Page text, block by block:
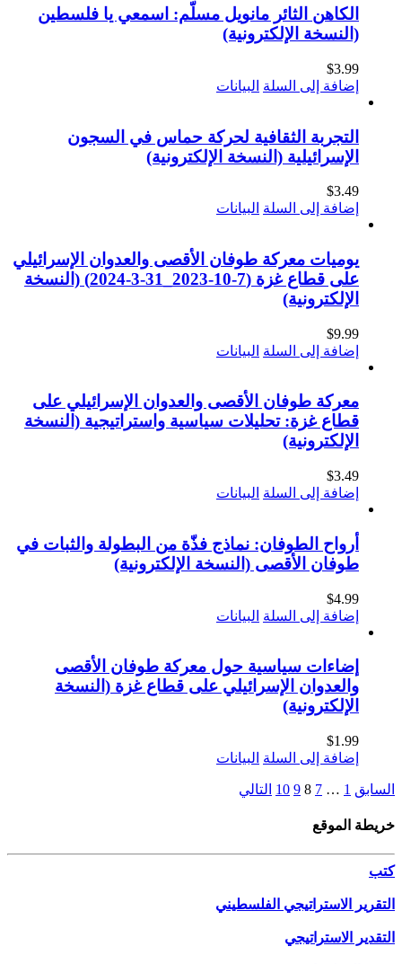
الكاهن الثائر مانويل مسلّم: اسمعي يا فلسطين
(النسخة الإلكترونية)
$3.99
إضافة إلى السلة البيانات
التجربة الثقافية لحركة حماس في السجون
الإسرائيلية (النسخة الإلكترونية)
$3.49
إضافة إلى السلة البيانات
يوميات معركة طوفان الأقصى والعدوان الإسرائيلي
على قطاع غزة (7-10-2023_31-3-2024) (النسخة
الإلكترونية)
$9.99
إضافة إلى السلة البيانات
معركة طوفان الأقصى والعدوان الإسرائيلي على
قطاع غزة: تحليلات سياسية واستراتيجية (النسخة
الإلكترونية)
$3.49
إضافة إلى السلة البيانات
أرواح الطوفان: نماذج فذّة من البطولة والثبات في
طوفان الأقصى (النسخة الإلكترونية)
$4.99
إضافة إلى السلة البيانات
إضاءات سياسية حول معركة طوفان الأقصى
والعدوان الإسرائيلي على قطاع غزة (النسخة
الإلكترونية)
$1.99
إضافة إلى السلة البيانات
السابق 1
…
7
8
9
10 التالي
خريطة الموقع
كتب
التقرير الاستراتيجي الفلسطيني
التقدير الاستراتيجي